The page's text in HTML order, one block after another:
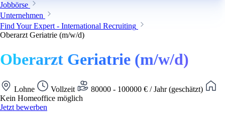
Jobbörse
Unternehmen
Find Your Expert - International Recruiting
Oberarzt Geriatrie (m/w/d)
Oberarzt Geriatrie (m/w/d)
Lohne Vollzeit
80000 - 100000 € / Jahr (geschätzt)
Kein Homeoffice möglich
Jetzt bewerben